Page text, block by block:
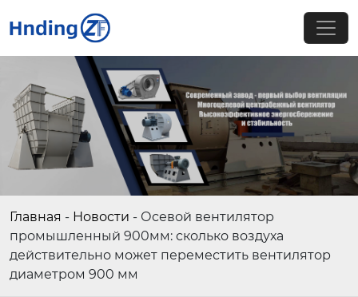
Главная - Новости - Осевой вентилятор
промышленный 900мм: сколько воздуха
действительно может переместить вентилятор
диаметром 900 мм